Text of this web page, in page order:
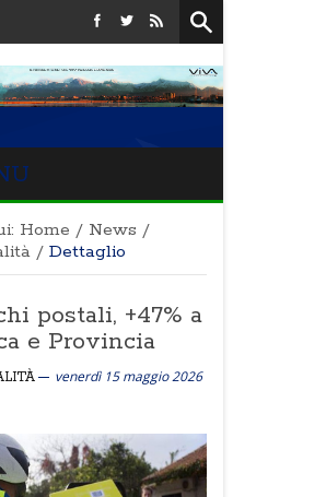
Home / News /
/ Dettaglio
postali, +47% a
e Provincia
venerdì 15 maggio 2026